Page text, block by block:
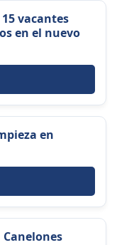
vacantes
en el nuevo
en
Canelones